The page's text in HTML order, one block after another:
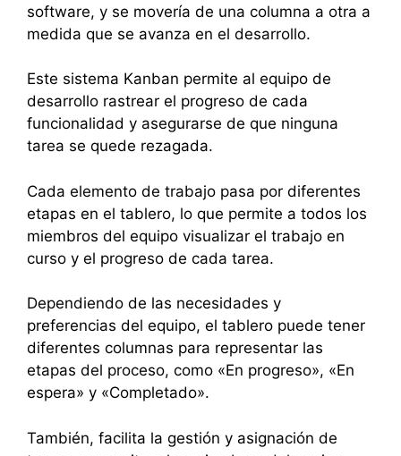
software, y se movería de una columna a otra a
medida que se avanza en el desarrollo.
Este sistema Kanban permite al equipo de
desarrollo rastrear el progreso de cada
funcionalidad y asegurarse de que ninguna
tarea se quede rezagada.
Cada elemento de trabajo pasa por diferentes
etapas en el tablero, lo que permite a todos los
miembros del equipo visualizar el trabajo en
curso y el progreso de cada tarea.
Dependiendo de las necesidades y
preferencias del equipo, el tablero puede tener
diferentes columnas para representar las
etapas del proceso, como «En progreso», «En
espera» y «Completado».
También, facilita la gestión y asignación de